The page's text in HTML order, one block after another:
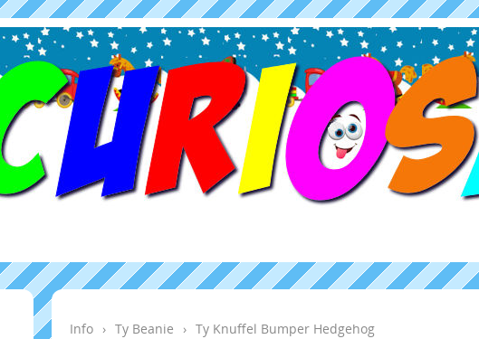
Info › Ty Beanie › Ty Knuffel Bumper Hedgehog